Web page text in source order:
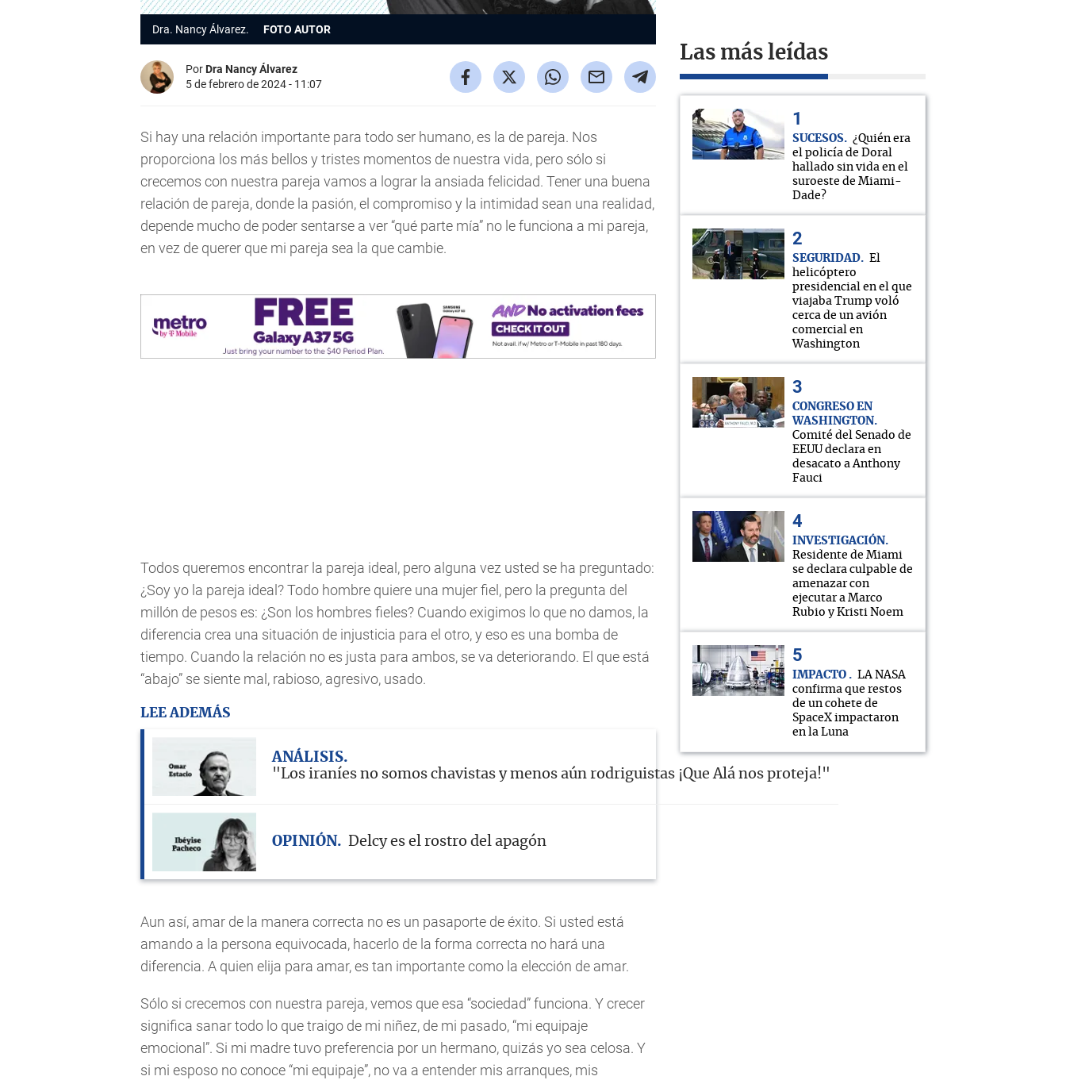
Dra. Nancy Álvarez. FOTO AUTOR
PorDra Nancy Álvarez
5 de febrero de 2024 - 11:07
Si hay una relación importante para todo ser humano, es la de pareja. Nos
proporciona los más bellos y tristes momentos de nuestra vida, pero sólo si
crecemos con nuestra pareja vamos a lograr la ansiada felicidad. Tener una buena
relación de pareja, donde la pasión, el compromiso y la intimidad sean una realidad,
depende mucho de poder sentarse a ver “qué parte mía” no le funciona a mi pareja,
en vez de querer que mi pareja sea la que cambie.
Todos queremos encontrar la pareja ideal, pero alguna vez usted se ha preguntado:
¿Soy yo la pareja ideal? Todo hombre quiere una mujer fiel, pero la pregunta del
millón de pesos es: ¿Son los hombres fieles? Cuando exigimos lo que no damos, la
diferencia crea una situación de injusticia para el otro, y eso es una bomba de
tiempo. Cuando la relación no es justa para ambos, se va deteriorando. El que está
“abajo” se siente mal, rabioso, agresivo, usado.
LEE ADEMÁS
ANÁLISIS
"Los iraníes no somos chavistas y menos aún rodriguistas ¡Que Alá nos proteja!"
OPINIÓN Delcy es el rostro del apagón
Aun así, amar de la manera correcta no es un pasaporte de éxito. Si usted está
amando a la persona equivocada, hacerlo de la forma correcta no hará una
diferencia. A quien elija para amar, es tan importante como la elección de amar.
Sólo si crecemos con nuestra pareja, vemos que esa “sociedad” funciona. Y crecer
significa sanar todo lo que traigo de mi niñez, de mi pasado, “mi equipaje
emocional”. Si mi madre tuvo preferencia por un hermano, quizás yo sea celosa. Y
si mi esposo no conoce “mi equipaje”, no va a entender mis arranques, mis
Las más leídas
SUCESOS
¿Quién era
el policía de Doral
hallado sin vida en el
suroeste de Miami-
Dade?
SEGURIDAD
El
helicóptero
presidencial en el que
viajaba Trump voló
cerca de un avión
comercial en
Washington
CONGRESO EN
WASHINGTON
Comité del Senado de
EEUU declara en
desacato a Anthony
Fauci
INVESTIGACIÓN
Residente de Miami
se declara culpable de
amenazar con
ejecutar a Marco
Rubio y Kristi Noem
IMPACTO
LA NASA
confirma que restos
de un cohete de
SpaceX impactaron
en la Luna